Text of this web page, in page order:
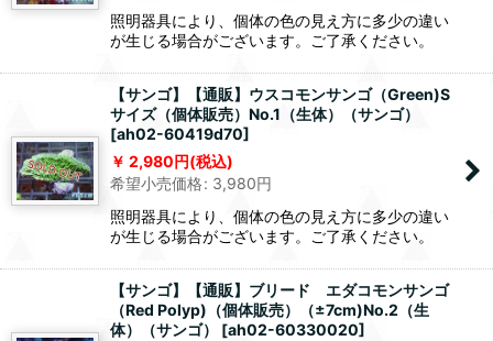
照明器具により、個体の色の見え方に多少の違い
が生じる場合がございます。ご了承ください。
【サンゴ】【通販】ウスコモンサンゴ（Green)S
サイズ（個体販売）No.1（生体）（サンゴ）
[ah02-60419d70]
2,980円(税込)
希望小売価格: 3,980円
照明器具により、個体の色の見え方に多少の違い
が生じる場合がございます。ご了承ください。
【サンゴ】【通販】ブリード エダコモンサンゴ
（Red Polyp)（個体販売）（±7cm)No.2（生
体）（サンゴ）
[ah02-60330020]